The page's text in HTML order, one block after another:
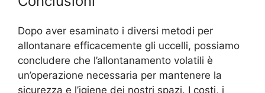
Dopo aver esaminato i diversi metodi per
allontanare efficacemente gli uccelli, possiamo
concludere che l’allontanamento volatili è
un’operazione necessaria per mantenere la
sicurezza e l’igiene dei nostri spazi. I costi, i